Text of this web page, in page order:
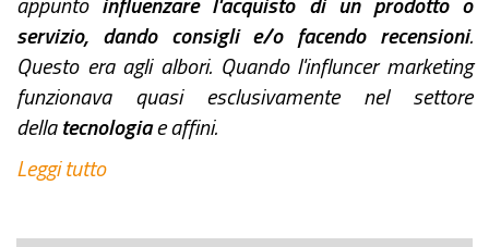
servizio, dando consigli e/o facendo recensioni.
Questo era agli albori. Quando l'influncer marketing
funzionava quasi esclusivamente nel settore
dellatecnologiae affini.
Leggi tutto